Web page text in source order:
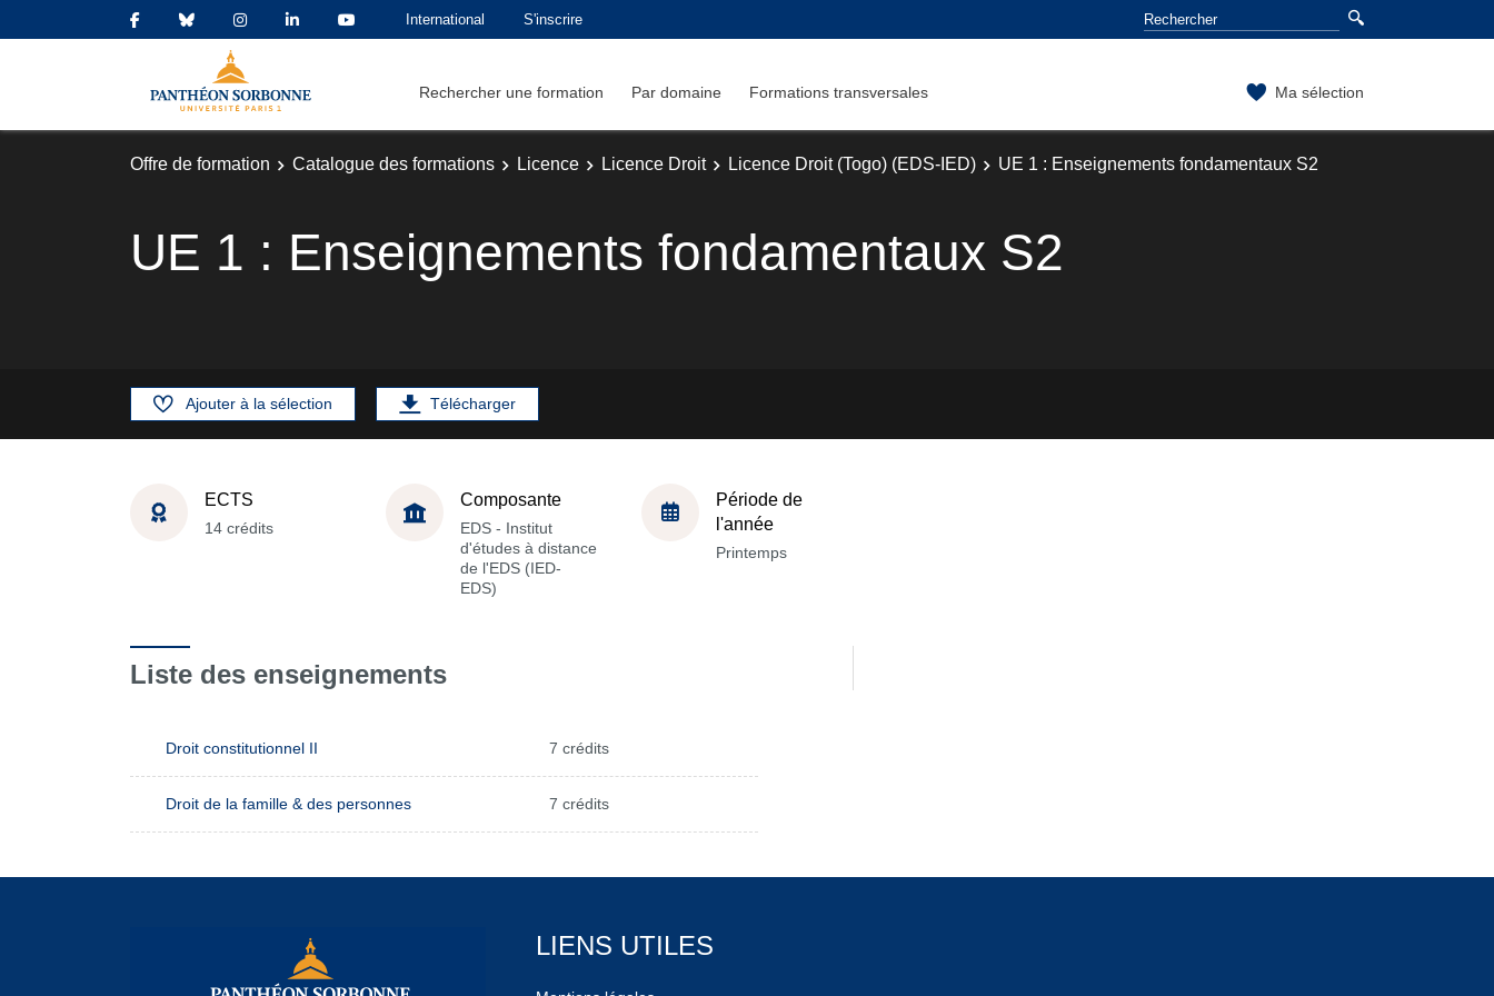
International S'inscrire
Rechercher une formation Par domaine Formations transversales Ma sélection
Offre de formation Catalogue des formations Licence Licence Droit Licence Droit (Togo) (EDS-IED) UE 1 : Enseignements fondamentaux S2
UE 1 : Enseignements fondamentaux S2
Ajouter à la sélection Télécharger
ECTS
14 crédits
Composante
EDS - Institut
d'études à distance
de l'EDS (IED-
EDS)
Période de
l'année
Printemps
Liste des enseignements
Droit constitutionnel II 7 crédits
Droit de la famille & des personnes 7 crédits
LIENS UTILES